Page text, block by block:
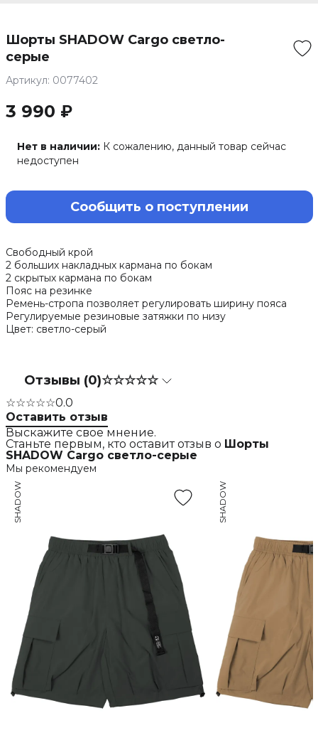
Шорты SHADOW Cargo светло-
серые
Артикул: 0077402
3 990 ₽
Нет в наличии: К сожалению, данный товар сейчас
недоступен
Сообщить о поступлении
Свободный крой
2 больших накладных кармана по бокам
2 скрытых кармана по бокам
Пояс на резинке
Ремень-стропа позволяет регулировать ширину пояса
Регулируемые резиновые затяжки по низу
Цвет: светло-серый
Отзывы (0)☆☆☆☆☆
☆☆☆☆☆0.0
Оставить отзыв
Выскажите свое мнение.
Станьте первым, кто оставит отзыв о Шорты
SHADOW Cargo светло-серые
Мы рекомендуем
SHADOW SHADOW